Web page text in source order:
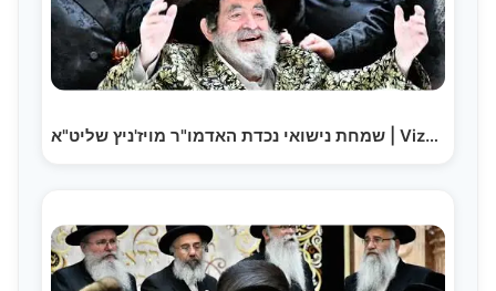
שמחת נישואי נכדת האדמו"ר מויז'ניץ שליט"א | Viznitz…